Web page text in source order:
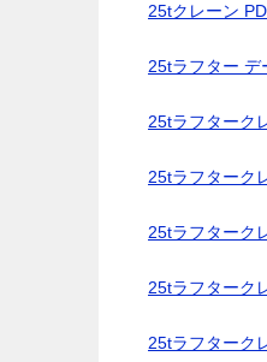
25tクレーン
25tラフター デ
25tラフターク
25tラフターク
25tラフターク
25tラフターク
25tラフターク